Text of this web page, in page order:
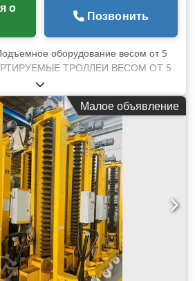
Позвонить
оборудование весом от 5
ТРОЛЛЕИ ВЕСОМ ОТ 5
Akpdsrof БОЛЬШОЕ РАЗНООБРАЗИЕ
Малое объявление